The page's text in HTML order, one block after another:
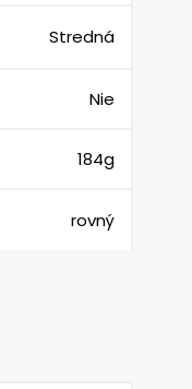
Stredná
Nie
184g
rovný